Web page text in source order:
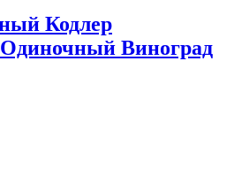
Кодлер
Виноград